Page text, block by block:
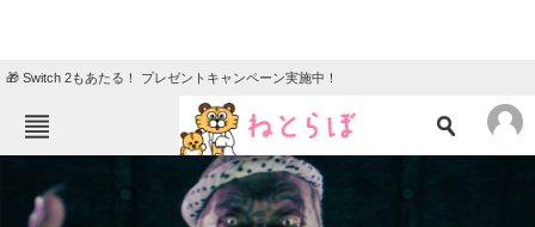
🎁 Switch 2もあたる！ プレゼントキャンペーン実施中！
TOP ニュース